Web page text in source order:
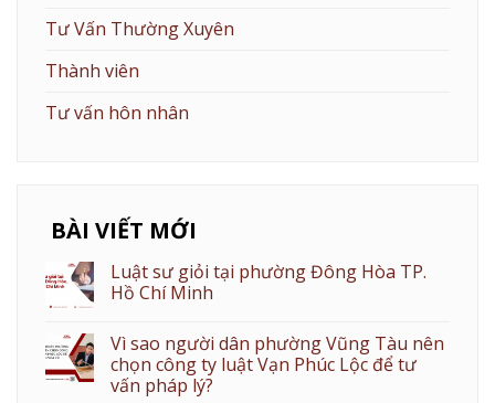
Tư Vấn Thường Xuyên
Thành viên
Tư vấn hôn nhân
BÀI VIẾT MỚI
Luật sư giỏi tại phường Đông Hòa TP.
Hồ Chí Minh
Vì sao người dân phường Vũng Tàu nên
chọn công ty luật Vạn Phúc Lộc để tư
vấn pháp lý?